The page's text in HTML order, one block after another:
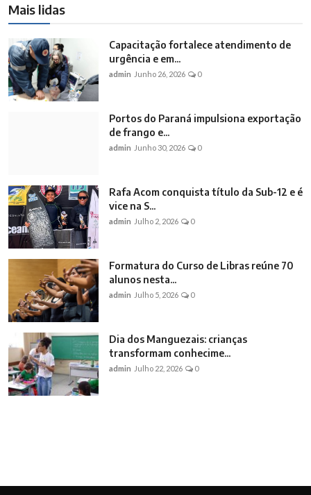
Mais lidas
Capacitação fortalece atendimento de
urgência e em...
admin Junho 26, 2026 0
Portos do Paraná impulsiona exportação
de frango e...
admin Junho 30, 2026 0
Rafa Acom conquista título da Sub-12 e é
vice na S...
admin Julho 2, 2026 0
Formatura do Curso de Libras reúne 70
alunos nesta...
admin Julho 5, 2026 0
Dia dos Manguezais: crianças
transformam conhecime...
admin Julho 22, 2026 0